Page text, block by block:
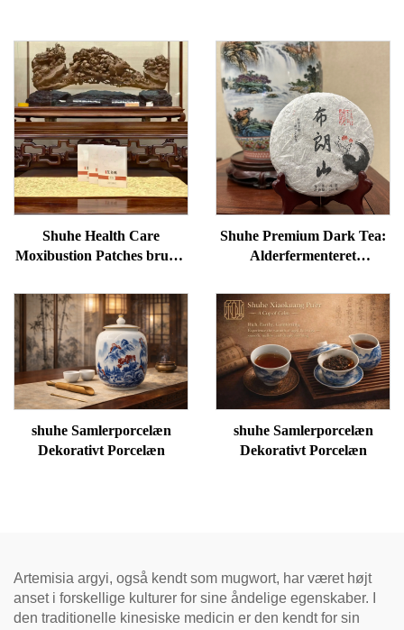
Shuhe Health Care
Moxibustion Patches bruges
øjnene, genoprette vitalitet
og fjerne blokader i
meridianer.
Shuhe Premium Dark Tea:
Alderfermenteret
traditionel håndværk, mild
og blød, ideel til fordøjelse
og afspænding, naturlig
helbredstee
shuhe Samlerporcelæn
Dekorativt Porcelæn
shuhe Samlerporcelæn
Dekorativt Porcelæn
Artemisia argyi, også kendt som mugwort, har været højt
anset i forskellige kulturer for sine åndelige egenskaber. I
den traditionelle kinesiske medicin er den kendt for sin